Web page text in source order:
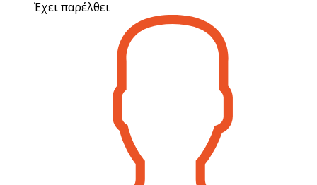
Έχει παρέλθει